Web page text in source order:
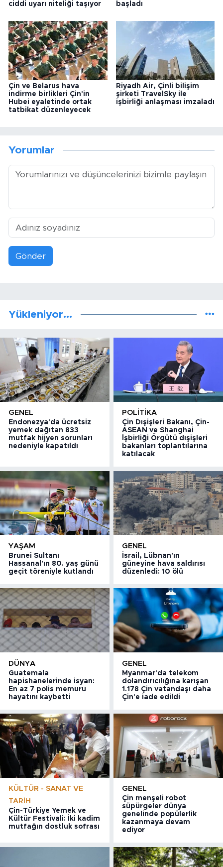
ciddi uyarı niteliği taşıyor başladı
Çin ve Belarus hava
indirme birlikleri Çin'in
Hubei eyaletinde ortak
tatbikat düzenleyecek
Riyadh Air, Çinli bilişim
şirketi TravelSky ile
işbirliği anlaşması imzaladı
Yorumlar
Gönder
Yükleniyor...
GENEL
Endonezya'da ücretsiz
yemek dağıtan 833
mutfak hijyen sorunları
nedeniyle kapatıldı
POLITIKA
Çin Dışişleri Bakanı, Çin-
ASEAN ve Shanghai
İşbirliği Örgütü dışişleri
bakanları toplantılarına
katılacak
YAŞAM
Brunei Sultanı
Hassanal'ın 80. yaş günü
geçit töreniyle kutlandı
GENEL
İsrail, Lübnan'ın
güneyine hava saldırısı
düzenledi: 10 ölü
DÜNYA
Guatemala
hapishanelerinde isyan:
En az 7 polis memuru
hayatını kaybetti
GENEL
Myanmar'da telekom
dolandırıcılığına karışan
1.178 Çin vatandaşı daha
Çin'e iade edildi
KÜLTÜR - SANAT VE
TARIH
Çin-Türkiye Yemek ve
Kültür Festivali: İki kadim
mutfağın dostluk sofrası
GENEL
Çin menşeli robot
süpürgeler dünya
genelinde popülerlik
kazanmaya devam
ediyor